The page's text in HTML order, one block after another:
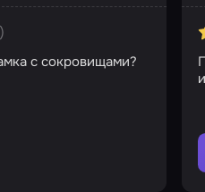
с сокровищами?